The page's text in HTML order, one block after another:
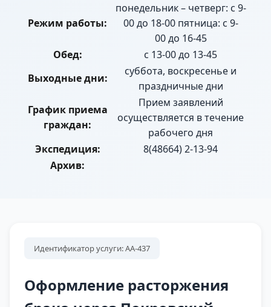
Режим работы:
понедельник – четверг: с 9-
00 до 18-00 пятница: с 9-
00 до 16-45
Обед:
с 13-00 до 13-45
Выходные дни:
суббота, воскресенье и
праздничные дни
График приема
граждан:
Прием заявлений
осуществляется в течение
рабочего дня
Экспедиция:
8(48664) 2-13-94
Архив:
Идентификатор услуги: АА-437
Оформление расторжения